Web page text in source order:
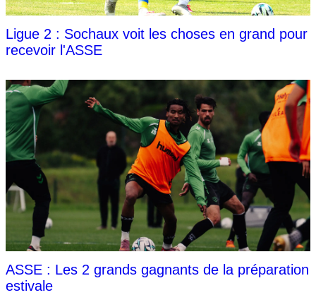
Ligue 2 : Sochaux voit les choses en grand pour
recevoir l'ASSE
ASSE : Les 2 grands gagnants de la préparation
estivale